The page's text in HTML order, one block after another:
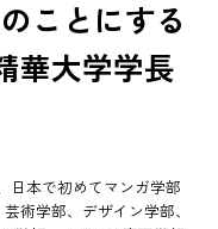
ことにする
華大学学長
日本で初めてマンガ学部
術学部、デザイン学部、